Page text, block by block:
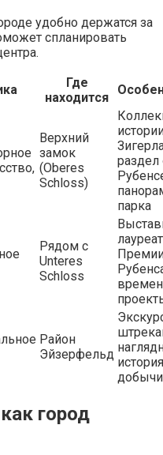
удобно держатся за
спланировать
Где
находится
Верхний
замок
(Oberes
Schloss)
раздел
парка
Рядом с
Unteres
Schloss
Район
Эйзерфельд
история
город